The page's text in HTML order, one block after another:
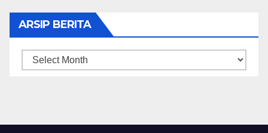
ARSIP BERITA
ARSIP